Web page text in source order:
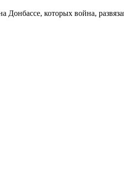
Донбассе, которых война,